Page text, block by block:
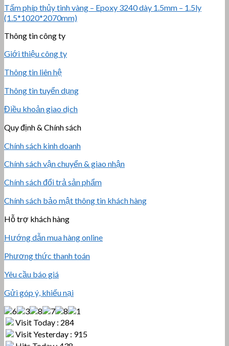
Tấm phíp thủy tinh vàng – Epoxy 3240 dày 1.5mm – 1.5ly
(1.5*1020*2070mm)
Thông tin công ty
Giới thiệu công ty
Thông tin liên hệ
Thông tin tuyển dụng
Điều khoản giao dịch
Quy định & Chính sách
Chính sách kinh doanh
Chính sách vận chuyển & giao nhận
Chính sách đổi trả sản phẩm
Chính sách bảo mật thông tin khách hàng
Hỗ trợ khách hàng
Hướng dẫn mua hàng online
Phương thức thanh toán
Yêu cầu báo giá
Gửi góp ý, khiếu nại
Visit Today : 284
Visit Yesterday : 915